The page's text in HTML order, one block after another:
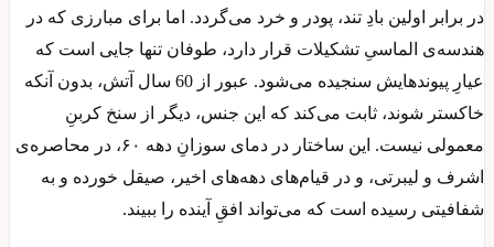
در برابر اولین بادِ تند، پودر و خرد می‌گردد. اما برای مبارزی که در
هندسه‌ی الماسیِ تشکیلات قرار دارد، طوفان تنها جایی است که
عیارِ پیوندهایش سنجیده می‌شود. عبور از 60 سال آتش، بدون آنکه
خاکستر شوند، ثابت می‌کند که این جنس، دیگر از سنخ کربنِ
معمولی نیست. این ساختار در دمای سوزانِ دهه ۶۰، در محاصره‌ی
اشرف و لیبرتی، و در قیام‌های دهه‌های اخیر، صیقل خورده و به
شفافیتی رسیده است که می‌تواند افقِ آینده را ببیند.